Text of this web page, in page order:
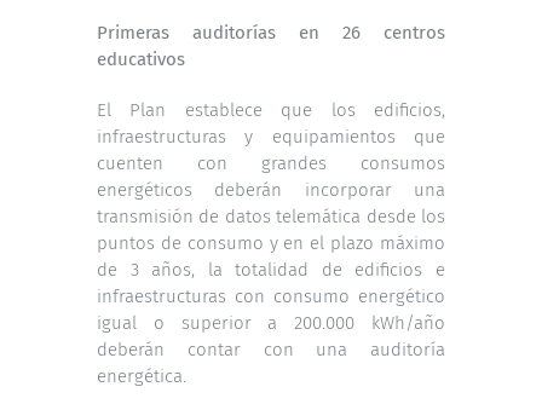
Primeras auditorías en 26 centros
educativos
El Plan establece que los edificios,
infraestructuras y equipamientos que
cuenten con grandes consumos
energéticos deberán incorporar una
transmisión de datos telemática desde los
puntos de consumo y en el plazo máximo
de 3 años, la totalidad de edificios e
infraestructuras con consumo energético
igual o superior a 200.000 kWh/año
deberán contar con una auditoría
energética.